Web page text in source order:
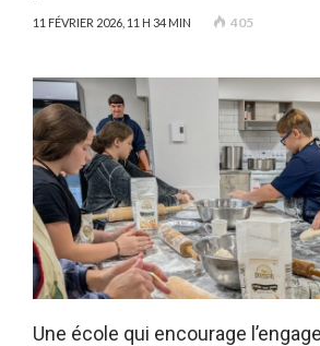
11 FÉVRIER 2026, 11 H 34 MIN 405
Une école qui encourage